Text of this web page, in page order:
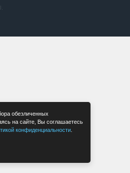
обезличенных
на сайте, Вы соглашаетесь
конфиденциальности